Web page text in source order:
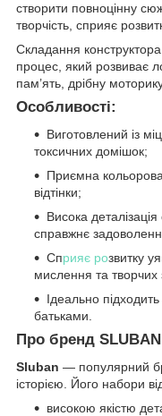
створити повноцінну
творчість, сприяє
Складання
процес, який розвиває
пам’ять, дрібну
Особливості:
Виготовлений із
токсичних домішок;
Приємна
відтінки;
Висока
справжнє
Сприяє розвитку
мислення та творчих
Ідеально
батьками.
Про бренд
Sluban — популярний
історією. Його набори
високою якістю